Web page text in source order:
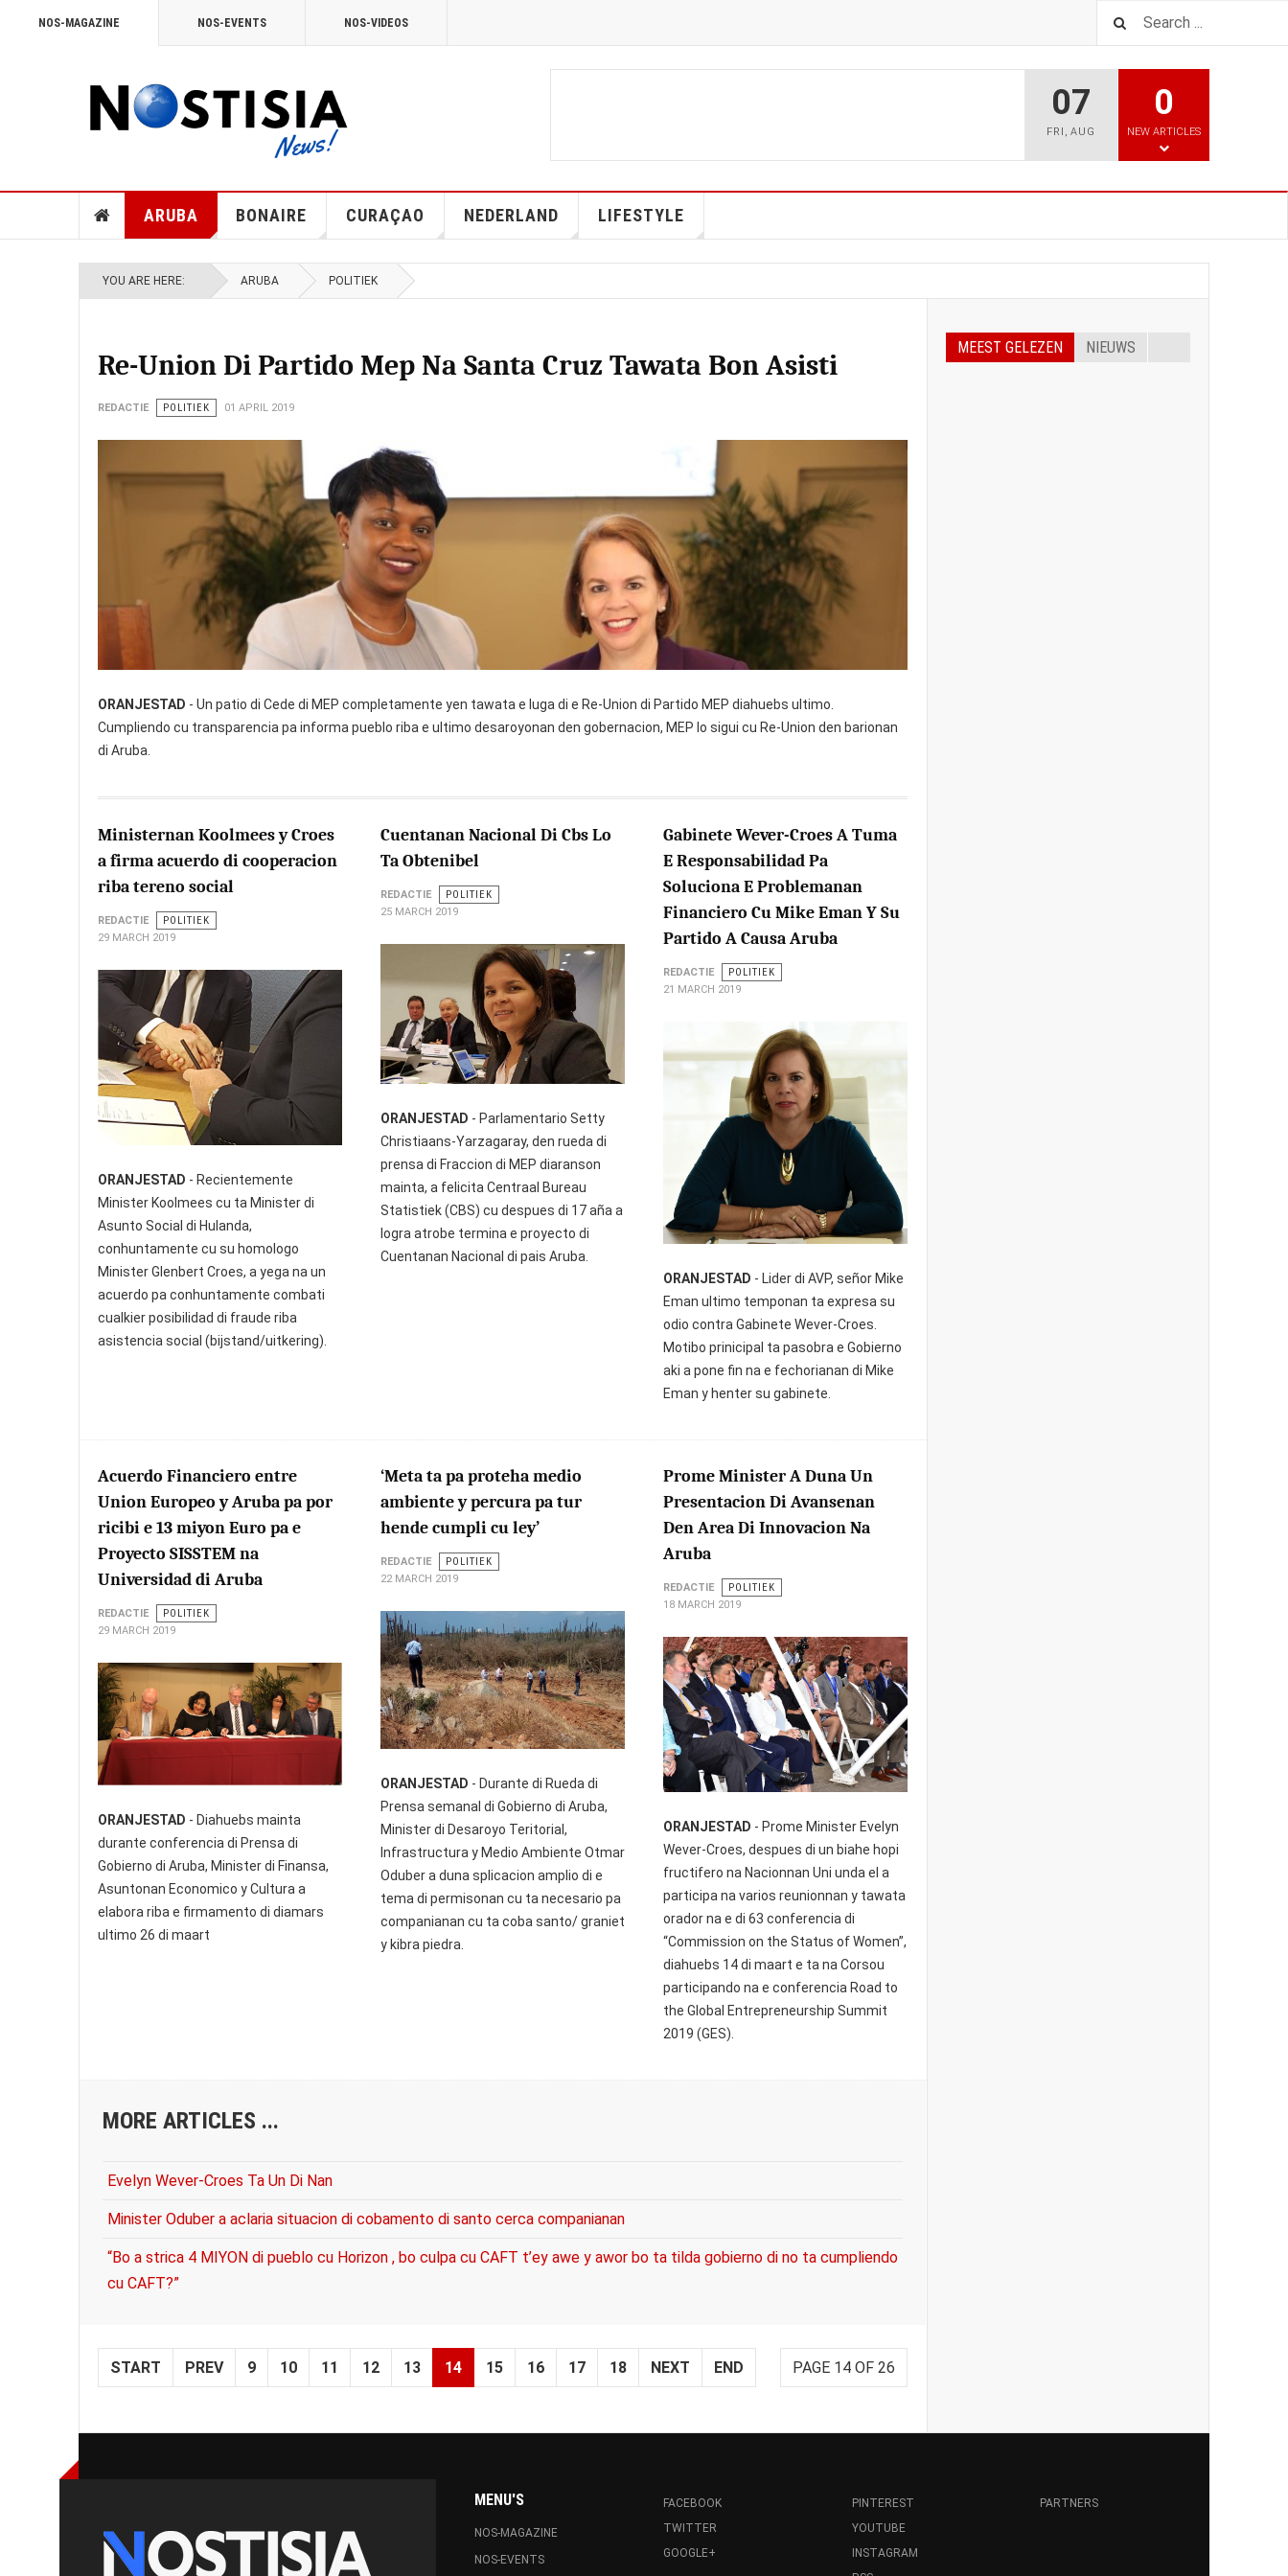
NOS-MAGAZINE NOS-EVENTS NOS-VIDEOS
07
FRI ,AUG
0
NEW ARTICLES
ARUBA BONAIRE CURAÇAO NEDERLAND LIFESTYLE
YOU ARE HERE: ARUBA POLITIEK
Re-Union Di Partido Mep Na Santa Cruz Tawata Bon Asisti
REDACTIE POLITIEK 01 APRIL 2019
ORANJESTAD - Un patio di Cede di MEP completamente yen tawata e luga di e Re-Union di Partido MEP diahuebs ultimo.
Cumpliendo cu transparencia pa informa pueblo riba e ultimo desaroyonan den gobernacion, MEP lo sigui cu Re-Union den barionan
di Aruba.
Ministernan Koolmees y Croes
a firma acuerdo di cooperacion
riba tereno social
REDACTIE
POLITIEK
29 MARCH 2019
ORANJESTAD - Recientemente
Minister Koolmees cu ta Minister di
Asunto Social di Hulanda,
conhuntamente cu su homologo
Minister Glenbert Croes, a yega na un
acuerdo pa conhuntamente combati
cualkier posibilidad di fraude riba
asistencia social (bijstand/uitkering).
Cuentanan Nacional Di Cbs Lo
Ta Obtenibel
REDACTIE
POLITIEK
25 MARCH 2019
ORANJESTAD - Parlamentario Setty
Christiaans-Yarzagaray, den rueda di
prensa di Fraccion di MEP diaranson
mainta, a felicita Centraal Bureau
Statistiek (CBS) cu despues di 17 aña a
logra atrobe termina e proyecto di
Cuentanan Nacional di pais Aruba.
Gabinete Wever-Croes A Tuma
E Responsabilidad Pa
Soluciona E Problemanan
Financiero Cu Mike Eman Y Su
Partido A Causa Aruba
REDACTIE
POLITIEK
21 MARCH 2019
ORANJESTAD - Lider di AVP, señor Mike
Eman ultimo temponan ta expresa su
odio contra Gabinete Wever-Croes.
Motibo prinicipal ta pasobra e Gobierno
aki a pone fin na e fechorianan di Mike
Eman y henter su gabinete.
Acuerdo Financiero entre
Union Europeo y Aruba pa por
ricibi e 13 miyon Euro pa e
Proyecto SISSTEM na
Universidad di Aruba
REDACTIE
POLITIEK
29 MARCH 2019
ORANJESTAD - Diahuebs mainta
durante conferencia di Prensa di
Gobierno di Aruba, Minister di Finansa,
Asuntonan Economico y Cultura a
elabora riba e firmamento di diamars
ultimo 26 di maart
‘Meta ta pa proteha medio
ambiente y percura pa tur
hende cumpli cu ley’
REDACTIE
POLITIEK
22 MARCH 2019
ORANJESTAD - Durante di Rueda di
Prensa semanal di Gobierno di Aruba,
Minister di Desaroyo Teritorial,
Infrastructura y Medio Ambiente Otmar
Oduber a duna splicacion amplio di e
tema di permisonan cu ta necesario pa
companianan cu ta coba santo/ graniet
y kibra piedra.
Prome Minister A Duna Un
Presentacion Di Avansenan
Den Area Di Innovacion Na
Aruba
REDACTIE
POLITIEK
18 MARCH 2019
ORANJESTAD - Prome Minister Evelyn
Wever-Croes, despues di un biahe hopi
fructifero na Nacionnan Uni unda el a
participa na varios reunionnan y tawata
orador na e di 63 conferencia di
“Commission on the Status of Women”,
diahuebs 14 di maart e ta na Corsou
participando na e conferencia Road to
the Global Entrepreneurship Summit
2019 (GES).
MORE ARTICLES ...
Evelyn Wever-Croes Ta Un Di Nan
Minister Oduber a aclaria situacion di cobamento di santo cerca companianan
“Bo a strica 4 MIYON di pueblo cu Horizon , bo culpa cu CAFT t’ey awe y awor bo ta tilda gobierno di no ta cumpliendo
cu CAFT?”
PAGE 14 OF 26
START PREV 9 10 11 12 13 14 15 16 17 18 NEXT END
MEEST GELEZEN NIEUWS
MENU'S
NOS-MAGAZINE
NOS-EVENTS
FACEBOOK
TWITTER
GOOGLE+
PINTEREST
YOUTUBE
INSTAGRAM
PARTNERS